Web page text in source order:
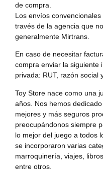
de compra.
Los envíos
través de la agencia que
generalmente Mirtrans.
En caso de necesitar
compra enviar la siguiente
privada: RUT, razón social
Toy Store nace como una
años. Nos hemos
mejores y más seguros
preocupándonos siempre
lo mejor del juego a todos
se incorporaron varias
marroquinería, viajes,
entre otros.